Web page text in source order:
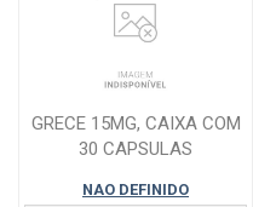
GRECE 15MG, CAIXA COM
30 CAPSULAS
NAO DEFINIDO